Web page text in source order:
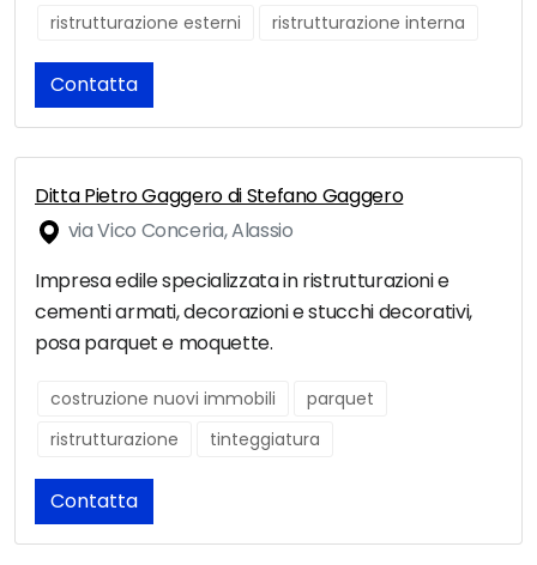
ristrutturazione esterni ristrutturazione interna
Contatta
Ditta Pietro Gaggero di Stefano Gaggero
via Vico Conceria, Alassio
Impresa edile specializzata in ristrutturazioni e
cementi armati, decorazioni e stucchi decorativi,
posa parquet e moquette.
costruzione nuovi immobili
parquet
ristrutturazione
tinteggiatura
Contatta